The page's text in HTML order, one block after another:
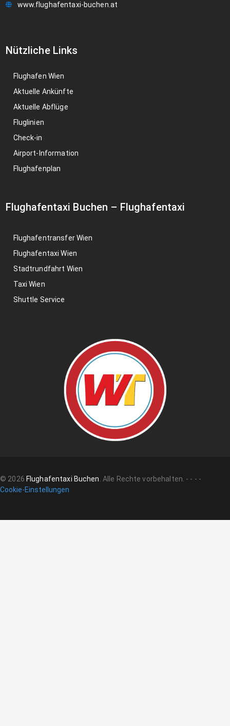
www.flughafentaxi-buchen.at
Nützliche Links
Flughafen Wien
Aktuelle Ankünfte
Aktuelle Abflüge
Fluglinien
Check-in
Airport-Information
Flughafenplan
Flughafentaxi Buchen – Flughafentaxi
Flughafentransfer Wien
Flughafentaxi Wien
Stadtrundfahrt Wien
Taxi Wien
Shuttle Service
© 2026 Flughafentaxi Buchen. Alle Rechte vorbehalten. - - - -
Cookie-Einstellungen